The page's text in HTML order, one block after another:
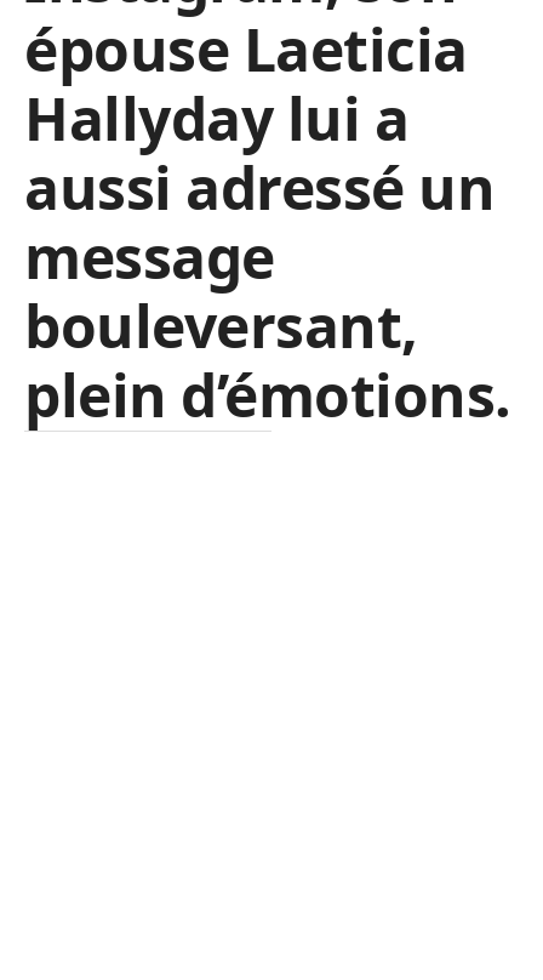
épouse Laeticia
Hallyday lui a
aussi adressé un
message
bouleversant,
plein d’émotions.